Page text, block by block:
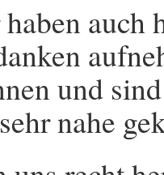
auch
und
nahe